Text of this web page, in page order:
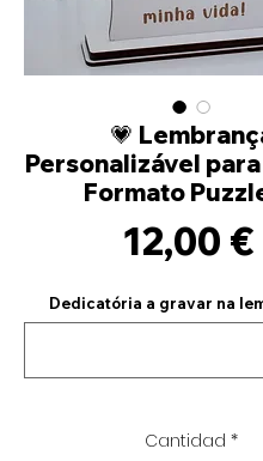
💗
Personalizável
Formato
12,00 €
Dedicatória a gravar na
Cantidad *